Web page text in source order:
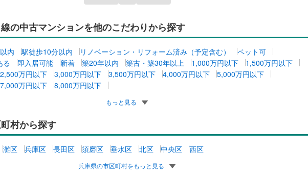
の中古マンションを他のこだわりから探す
内 駅徒歩10分以内 リノベーション・リフォーム済み（予定含む）
ペット可
る
即入居可能 新着 築20年以内 築古・築30年以上 1,000万円以下
1,500万円以下
2,500万円以下 3,000万円以下 3,500万円以下 4,000万円以下
5,000万円以下
7,000万円以下 8,000万円以下
もっと見る
村から探す
灘区 兵庫区 長田区 須磨区 垂水区 北区 中央区 西区
兵庫県の市区町村をもっと見る